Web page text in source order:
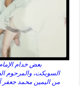
بعض خدام
السويكت، والمرحوم
من اليمين محمد جعفر